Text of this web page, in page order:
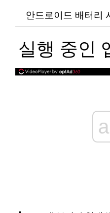
안드로이드 배터리
실행 중인